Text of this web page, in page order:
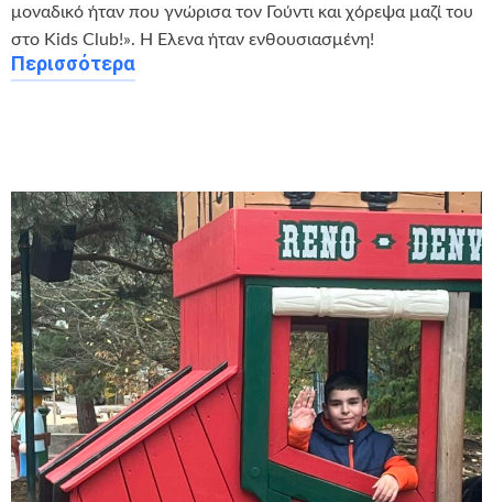
μοναδικό ήταν που γνώρισα τον Γούντι και χόρεψα μαζί του
στο Kids Club!». Η Έλενα ήταν ενθουσιασμένη!
Περισσότερα